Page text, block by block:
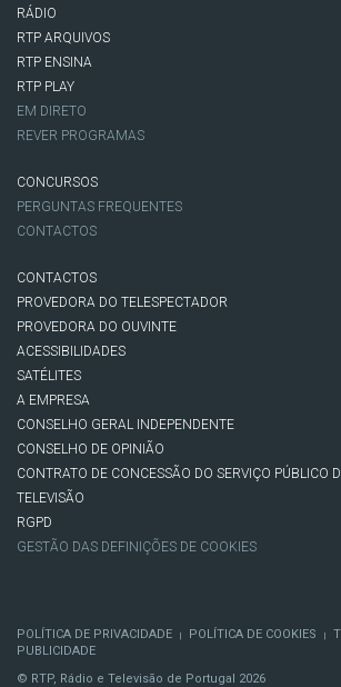
RÁDIO
RTP ARQUIVOS
RTP ENSINA
RTP PLAY
EM DIRETO
REVER PROGRAMAS
CONCURSOS
PERGUNTAS FREQUENTES
CONTACTOS
CONTACTOS
PROVEDORA DO TELESPECTADOR
PROVEDORA DO OUVINTE
ACESSIBILIDADES
SATÉLITES
A EMPRESA
CONSELHO GERAL INDEPENDENTE
CONSELHO DE OPINIÃO
CONTRATO DE CONCESSÃO DO SERVIÇO PÚBLICO
TELEVISÃO
RGPD
GESTÃO DAS DEFINIÇÕES DE COOKIES
POLÍTICA DE PRIVACIDADE | POLÍTICA DE COOKIES |
PUBLICIDADE
© RTP, Rádio e Televisão de Portugal 2026